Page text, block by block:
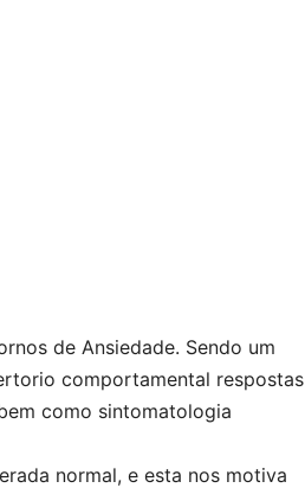
de Ansiedade. Sendo um
comportamental respostas
como sintomatologia
normal, e esta nos motiva